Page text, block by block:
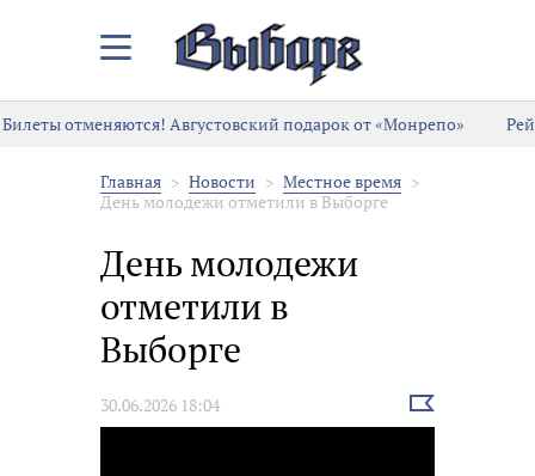
Закрыть/
меню
Билеты отменяются! Августовский подарок от «Монрепо»
Главная Новости
Местное время
День молодежи отметили в Выборге
День молодежи
отметили в
Выборге
30.06.2026 18:04
Выбрать
новость